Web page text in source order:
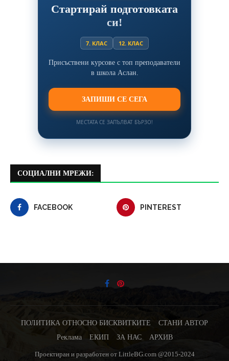
Стартирай подготовката
си!
7. КЛАС 12. КЛАС
Присъствени курсове с топ преподаватели
в школа Аслан.
ЗАПИШИ СЕ СЕГА
МЕСТАТА СЕ ЗАПЪЛВАТ БЪРЗО!
СОЦИАЛНИ МРЕЖИ:
FACEBOOK PINTEREST
ПОЛИТИКА ОТНОСНО БИСКВИТКИТЕ
СТАНИ АВТОР
Реклама
ЕКИП ЗА НАС АРХИВ
Проектиран и разработен от LittleBG.com @2015-2024